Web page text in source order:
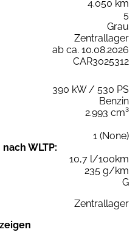
4.050 km
5
Grau
Zentrallager
ab ca. 10.08.2026
CAR3025312
390 kW / 530 PS
Benzin
2.993 cm³
1 (None)
WLTP:
10,7 l/100km
235 g/km
G
Zentrallager